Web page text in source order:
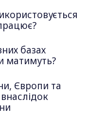
базах
матимуть?
Європи та